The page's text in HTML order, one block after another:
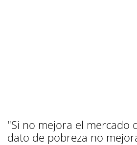
"Si no mejora el mercado
dato de pobreza no